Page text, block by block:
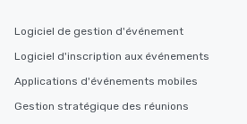
Logiciel de gestion d'événement
Logiciel d'inscription aux événements
Applications d'événements mobiles
Gestion stratégique des réunions